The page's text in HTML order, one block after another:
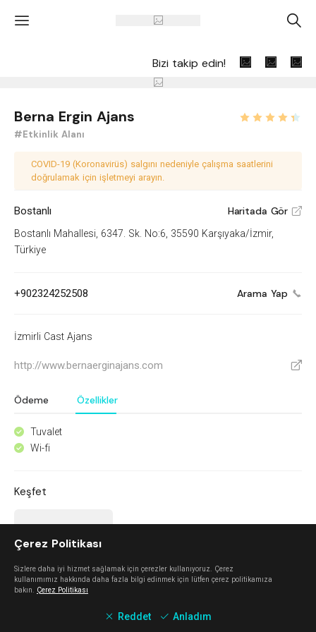
' A
Bizi takip edin!
Berna Ergin Ajans
#Etkinlik Alanı
COVID-19 (Koronavirüs) salgını nedeniyle çalışma saatlerini
doğrulamak için işletmeyi arayın.
Bostanlı Haritada Gör V
Bostanlı Mahallesi, 6347. Sk. No:6, 35590 Karşıyaka/İzmir,
Türkiye
+902324252508 Arama Yap
İzmirli Cast Ajans
http://www.bernaerginajans.com V
Ödeme Özellikler
^ Tuvalet
^ Wi-fi
Keşfet
Mahalle Güzelbahçe
Çerez Politikası
Sizlere daha iyi hizmet sağlamak için çerezler kullanıyoruz. Çerez
kullanımımız hakkında daha fazla bilgi edinmek için lütfen çerez politikamıza
bakın. Çerez Politikası
Reddet Anladım